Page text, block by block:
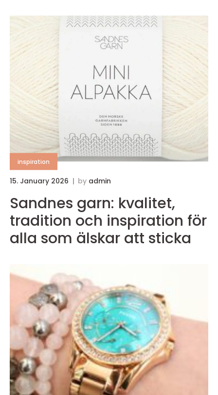
inspiration
15. January 2026 by admin
Sandnes garn: kvalitet,
tradition och inspiration för
alla som älskar att sticka